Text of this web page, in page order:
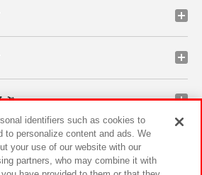
ぶ
ーン
identifiers such as cookies to
to personalize content and ads. We
your use of our website with our
partners, who may combine it with